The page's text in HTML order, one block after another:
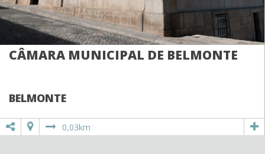
CÂMARA MUNICIPAL DE BELMONTE
BELMONTE
0,03km